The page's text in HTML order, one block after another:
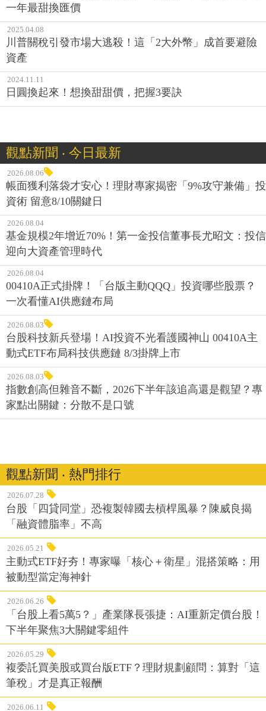
一年最甜換匯價
2025.04.08
川普關稅引發市場大逃殺！這「2大外幣」成首要避險
資產
2024.11.11
日圓換起來！想換甜甜價，把握3要訣
觀點新聞 ‧ 今日最新
2026.08.06
帳面獲利落袋才安心！理財專家揭密「9%攻守兼備」投
資術 留意8/10關鍵日
2026.08.04
基金規模2年增近70%！第一金投信董事長尤昭文：投信
迎向大資產管理時代
2026.08.04
00410A正式掛牌！「台版主動QQQ」投資哪些股票？
一次看懂AI供應鏈布局
2026.08.03
台股科技新兵登場！AI投資不光看護國神山 00410A主
動式ETF布局科技供應鏈 8/3掛牌上市
2026.08.03
指數創高但雜音不斷，2026下半年該追高還是觀望？專
家點出關鍵：分散不是口號
觀點新聞 ‧ 熱門排行
2026.07.28
台股「四貸同堂」恐複製韓國去槓桿風暴？陳威良揭
「融資體脂率」不高
2026.05.21
主動式ETF好夯！專家曝「核心＋衛星」混搭策略：用
被動型當定海神針
2026.06.26
「台股上看5萬5？」產業隊長張捷：AI重新定價台股！
下半年聚焦3大關鍵零組件
2026.05.29
複委託買美股或買台版ETF？理財規劃顧問：算對「這
筆稅」才是真正報酬
2026.06.11